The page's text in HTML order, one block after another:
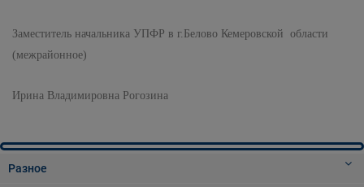
Заместитель начальника УПФР в г.Белово Кемеровской области
(межрайонное)
Ирина Владимировна Рогозина
Разное